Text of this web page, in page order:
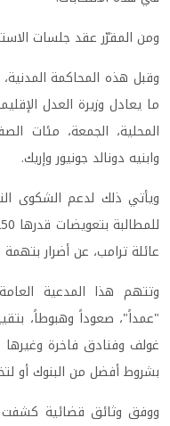
ومن المقرّر عقد جلسات
وقبل هذه المحاكمة
ما يعادل وزيرة العدل
المحلية، الجمعة، مئات
وابنيه دونالد جونيور وإريك.
عائلة ترامب، عن أضرار بتهمة
وتتهم هذا المدعية
"عمداً"، صعوداً وهبوطاً،
غولف وفنادق فاخرة
بشروط أفضل من البنوك أو